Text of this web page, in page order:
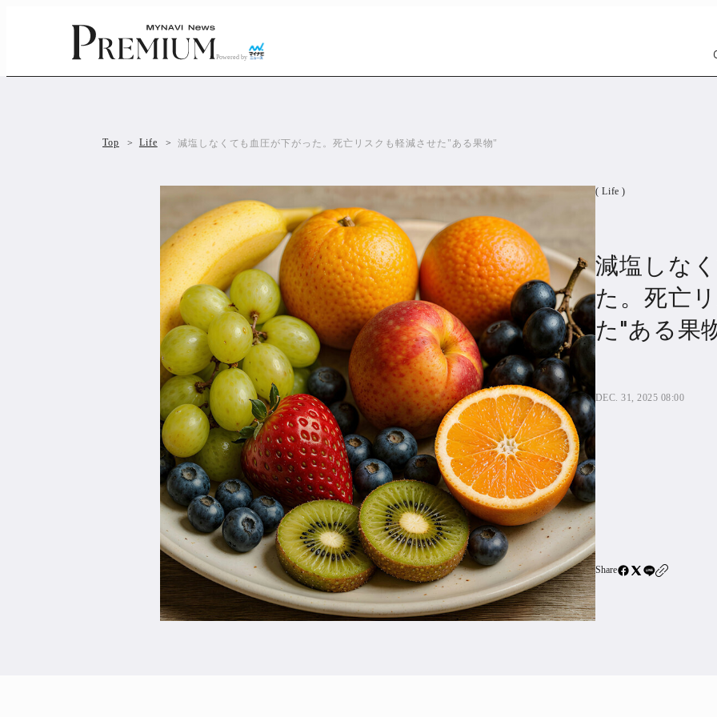
Powered by
Car1299
PR
SBIネオ
Series
Top Life 減塩しなくても血圧が下がった。死亡リスクも軽減させた"ある果物"
( Life )
減塩しな
た。死亡
た"ある果
DEC. 31, 2025 08:00
Share